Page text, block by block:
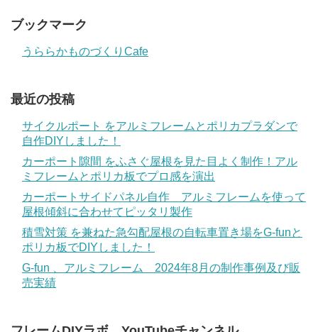
ブックマーク
うららかものづくりCafe
最近の投稿
サイクルポート をアルミフレームとポリカプラダンで
自作DIYしました！
カーポート隙間 をふさぐ屋根を見た目よく制作！アル
ミフレームとポリカ板でプロ感を演出
カーポートサイドパネル自作 アルミフレームを使って
屋根傾斜に合わせてピッタリ製作
積雪対策 を兼ねた急勾配屋根の自転車置き場をG-funと
ポリカ板でDIYしました！
G-fun 、アルミフレーム 2024年8月の制作事例及び販
売実績